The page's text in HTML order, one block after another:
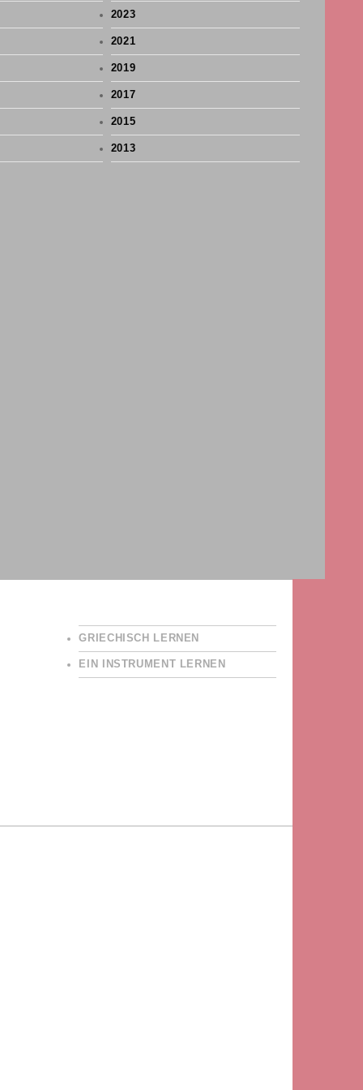
2023
2021
2019
2017
2015
2013
GRIECHISCH LERNEN
EIN INSTRUMENT LERNEN